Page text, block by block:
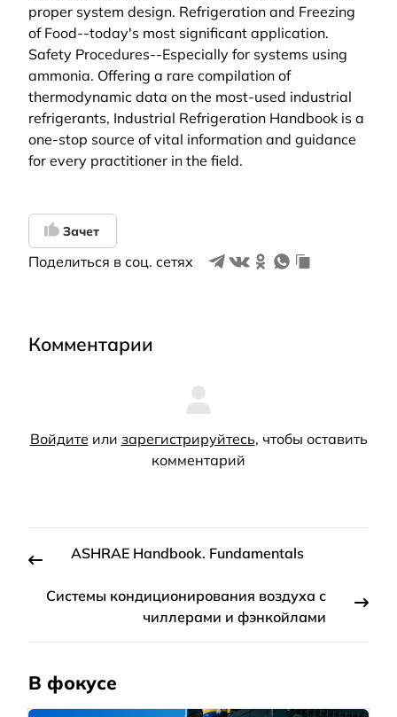
proper system design. Refrigeration and Freezing
of Food--today's most significant application.
Safety Procedures--Especially for systems using
ammonia. Offering a rare compilation of
thermodynamic data on the most-used industrial
refrigerants, Industrial Refrigeration Handbook is a
one-stop source of vital information and guidance
for every practitioner in the field.
Зачет
Поделиться в соц. сетях
Комментарии
Войдите или зарегистрируйтесь, чтобы оставить
комментарий
ASHRAE Handbook. Fundamentals
Системы кондиционирования воздуха с
чиллерами и фэнкойлами
В фокусе